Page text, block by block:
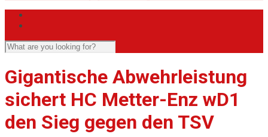
Gigantische Abwehrleistung
sichert HC Metter-Enz wD1
den Sieg gegen den TSV